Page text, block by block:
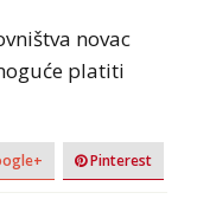
novac
platiti
Pinterest